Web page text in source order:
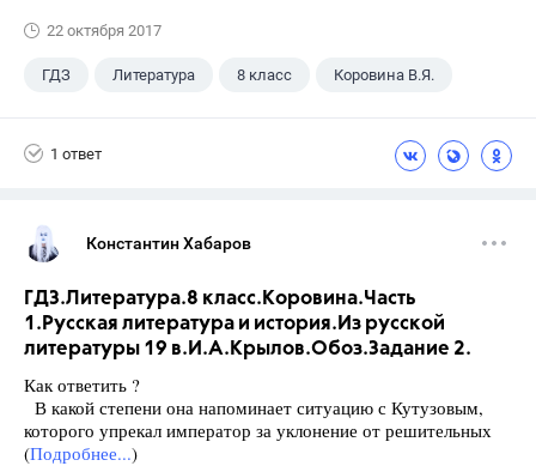
22 октября 2017
ГДЗ Литература 8 класс Коровина В.Я.
1 ответ
Константин Хабаров
ГДЗ.Литература.8 класс.Коровина.Часть
1.Русская литература и история.Из русской
литературы 19 в.И.А.Крылов.Обоз.Задание 2.
Как ответить ?
В какой степени она напоминает ситуацию с Кутузовым,
которого упрекал император за уклонение от решительных
(Подробнее...)